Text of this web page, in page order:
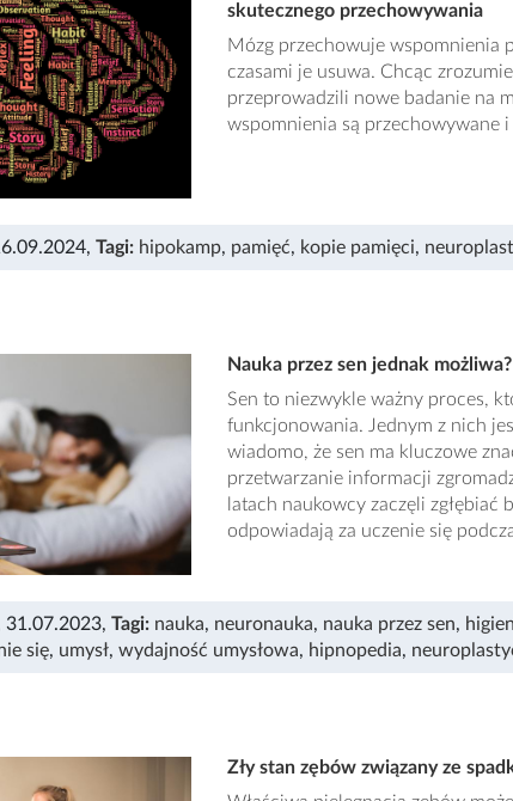
skutecznego przechowywania
Mózg przechowuje wspomnienia
czasami je usuwa. Chcąc
przeprowadzili nowe badanie na
wspomnienia są przechowywane
, Tagi: hipokamp, pamięć, kopie pamięci,
Nauka przez sen jednak
Sen to niezwykle ważny proces,
funkcjonowania. Jednym z nich
wiadomo, że sen ma kluczowe
przetwarzanie informacji
latach naukowcy zaczęli
odpowiadają za uczenie się
31.07.2023, Tagi: nauka, neuronauka, nauka przez sen,
się, umysł, wydajność umysłowa, hipnopedia,
Zły stan zębów związany ze